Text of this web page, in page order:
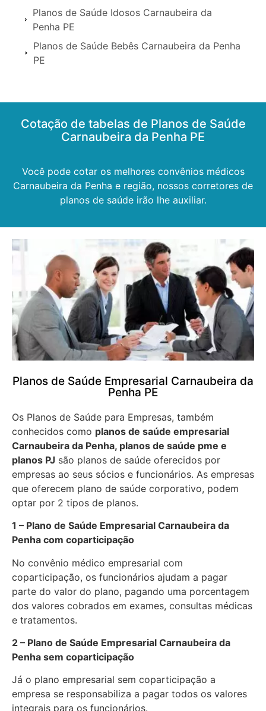
Planos de Saúde Idosos Carnaubeira da
Penha PE
Planos de Saúde Bebês Carnaubeira da Penha
PE
Cotação de tabelas de Planos de Saúde
Carnaubeira da Penha PE
Você pode cotar os melhores convênios médicos
Carnaubeira da Penha e região, nossos corretores de
planos de saúde irão lhe auxiliar.
Planos de Saúde Empresarial Carnaubeira da
Penha PE
Os Planos de Saúde para Empresas, também
conhecidos como planos de saúde empresarial
Carnaubeira da Penha, planos de saúde pme e
planos PJ são planos de saúde oferecidos por
empresas ao seus sócios e funcionários. As empresas
que oferecem plano de saúde corporativo, podem
optar por 2 tipos de planos.
1 – Plano de Saúde Empresarial Carnaubeira da
Penha com coparticipação
No convênio médico empresarial com
coparticipação, os funcionários ajudam a pagar
parte do valor do plano, pagando uma porcentagem
dos valores cobrados em exames, consultas médicas
e tratamentos.
2 – Plano de Saúde Empresarial Carnaubeira da
Penha sem coparticipação
Já o plano empresarial sem coparticipação a
empresa se responsabiliza a pagar todos os valores
integrais para os funcionários.